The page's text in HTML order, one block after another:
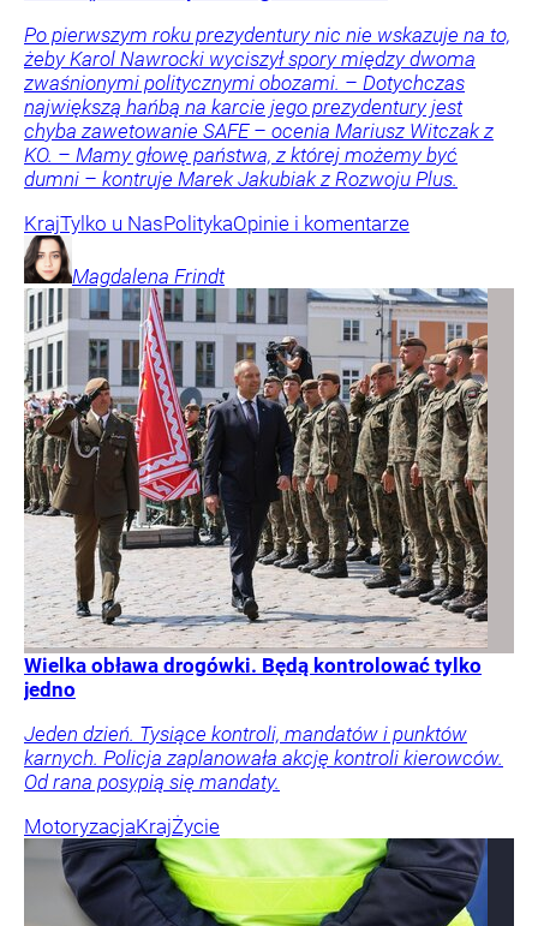
Po pierwszym roku prezydentury nic nie wskazuje na to,
żeby Karol Nawrocki wyciszył spory między dwoma
zwaśnionymi politycznymi obozami. – Dotychczas
największą hańbą na karcie jego prezydentury jest
chyba zawetowanie SAFE – ocenia Mariusz Witczak z
KO. – Mamy głowę państwa, z której możemy być
dumni – kontruje Marek Jakubiak z Rozwoju Plus.
KrajTylko u NasPolitykaOpinie i komentarze
Magdalena Frindt
Wielka obława drogówki. Będą kontrolować tylko
jedno
Jeden dzień. Tysiące kontroli, mandatów i punktów
karnych. Policja zaplanowała akcję kontroli kierowców.
Od rana posypią się mandaty.
MotoryzacjaKrajŻycie